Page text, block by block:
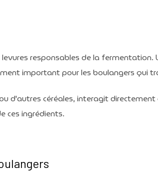
responsables de la fermentation.
important pour les boulangers qui
d'autres céréales, interagit
ces ingrédients.